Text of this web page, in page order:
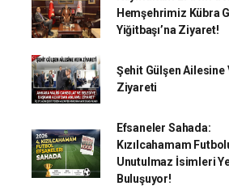
Hemşehrimiz Kübra
Yiğitbaşı’na Ziyaret!
Şehit Gülşen Ailesine
Ziyareti
Efsaneler Sahada:
Kızılcahamam
Unutulmaz İsimleri
Buluşuyor!